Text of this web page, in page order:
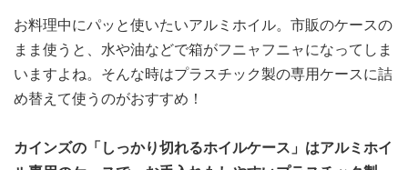
お料理中にパッと使いたいアルミホイル。市販のケースの
まま使うと、水や油などで箱がフニャフニャになってしま
いますよね。そんな時はプラスチック製の専用ケースに詰
め替えて使うのがおすすめ！
カインズの「しっかり切れるホイルケース」はアルミホイ